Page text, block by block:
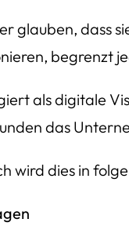
glauben, dass
begrenzt
als digitale
das
wird dies in